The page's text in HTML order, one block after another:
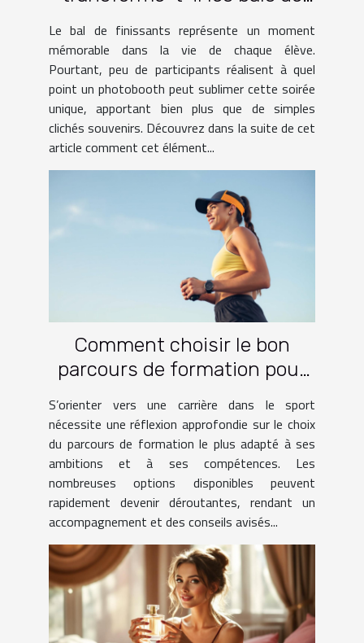
Le bal de finissants représente un moment
mémorable dans la vie de chaque élève.
Pourtant, peu de participants réalisent à quel
point un photobooth peut sublimer cette soirée
unique, apportant bien plus que de simples
clichés souvenirs. Découvrez dans la suite de cet
article comment cet élément...
Comment choisir le bon
parcours de formation pour
S’orienter vers une carrière dans le sport
nécessite une réflexion approfondie sur le choix
du parcours de formation le plus adapté à ses
ambitions et à ses compétences. Les
nombreuses options disponibles peuvent
rapidement devenir déroutantes, rendant un
accompagnement et des conseils avisés...